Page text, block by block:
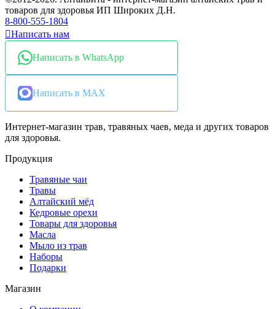
товаров для здоровья ИП Широких Д.Н.
8-800-555-1804
Написать нам
Написать в WhatsApp
Написать в MAX
Интернет-магазин трав, травяных чаев, меда и других товаров
для здоровья.
Продукция
Травяные чаи
Травы
Алтайский мёд
Кедровые орехи
Товары для здоровья
Масла
Мыло из трав
Наборы
Подарки
Магазин